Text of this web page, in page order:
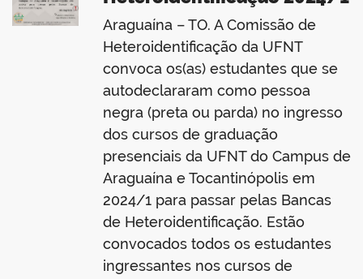
Araguaína – TO. A Comissão de
Heteroidentificação da UFNT
convoca os(as) estudantes que se
autodeclararam como pessoa
negra (preta ou parda) no ingresso
dos cursos de graduação
presenciais da UFNT do Campus de
Araguaína e Tocantinópolis em
2024/1 para passar pelas Bancas
de Heteroidentificação. Estão
convocados todos os estudantes
ingressantes nos cursos de